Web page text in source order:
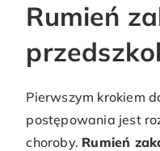
Rumień
Pierwszym krokiem
postępowania jest
choroby. Rumień